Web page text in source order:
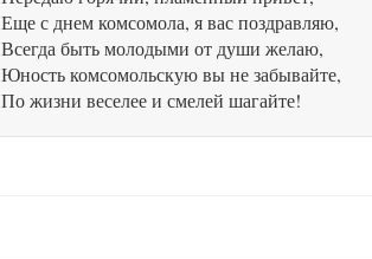
Еще с днем комсомола, я вас поздравляю,
Всегда быть молодыми от души желаю,
Юность комсомольскую вы не забывайте,
По жизни веселее и смелей шагайте!